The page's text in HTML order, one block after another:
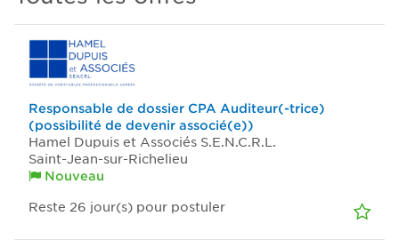
Responsable de dossier CPA Auditeur(-trice)
(possibilité de devenir associé(e))
Hamel Dupuis et Associés S.E.N.C.R.L.
Saint-Jean-sur-Richelieu
Nouveau
Reste 26 jour(s) pour postuler